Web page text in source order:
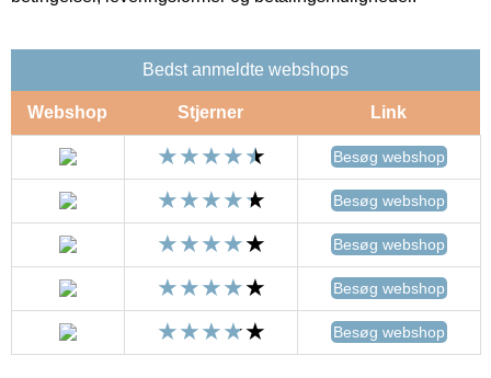
Bedst anmeldte webshops
Webshop Stjerner Link
Besøg webshop
Besøg webshop
Besøg webshop
Besøg webshop
Besøg webshop